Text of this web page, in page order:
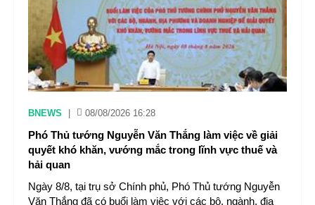
BNEWS 08/08/2026 16:28
Phó Thủ tướng Nguyễn Văn Thắng làm việc về giải
quyết khó khăn, vướng mắc trong lĩnh vực thuế và
hải quan
Ngày 8/8, tại trụ sở Chính phủ, Phó Thủ tướng Nguyễn
Văn Thắng đã có buổi làm việc với các bộ, ngành, địa